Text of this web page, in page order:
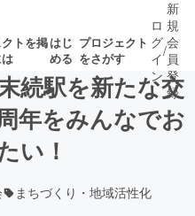
トを掲はじ
める
プロジェクト
をさがす
募集終了が近いプ
ロ
グ
イ
ン
/
新
規
会
員
登
録
続駅を新たな交
年をみんなでお
い！
まちづくり・地域活性化